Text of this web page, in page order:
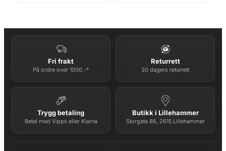
Fri frakt
På ordre over 1000,-*
Returrett
30 dagers returrett
Trygg betaling
Betal med Vipps eller Klarna
Butikk i Lillehammer
Storgata 86, 2615 Lillehammer